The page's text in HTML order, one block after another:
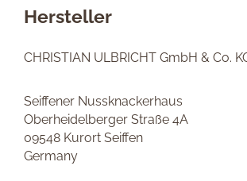
Hersteller
CHRISTIAN ULBRICHT GmbH & Co.
Seiffener Nussknackerhaus
Oberheidelberger Straße 4A
09548 Kurort Seiffen
Germany